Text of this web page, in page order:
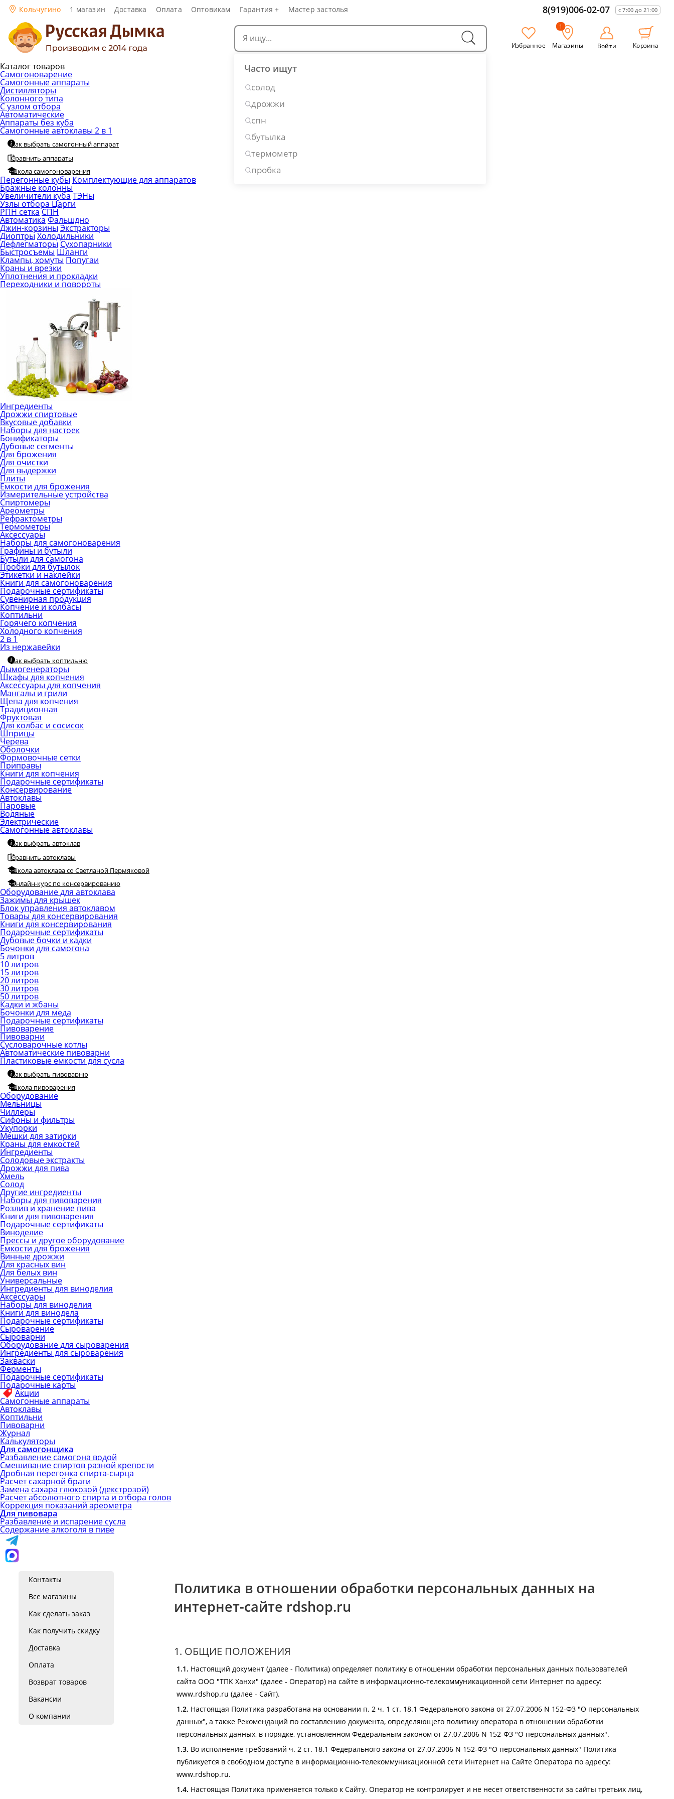
Кольчугино 1 магазин Доставка Оплата Оптовикам Гарантия + Мастер застолья 8(919)006-02-07 с 7:00 до 21:00
Часто ищут
солод
дрожжи
спн
бутылка
термометр
пробка
Избранное Магазины
1
Войти Корзина
Каталог товаров
Самогоноварение
Самогонные аппараты
Дистилляторы
Колонного типа
С узлом отбора
Автоматические
Аппараты без куба
Самогонные автоклавы 2 в 1
Как выбрать самогонный аппарат
Сравнить аппараты
Школа самогоноварения
Перегонные кубы Комплектующие для аппаратов
Бражные колонны
Увеличители куба ТЭНы
Узлы отбора Царги
РПН сетка СПН
Автоматика Фальшдно
Джин-корзины Экстракторы
Диоптры Холодильники
Дефлегматоры Сухопарники
Быстросъемы Шланги
Клампы, хомуты Попугаи
Краны и врезки
Уплотнения и прокладки
Переходники и повороты
Ингредиенты
Дрожжи спиртовые
Вкусовые добавки
Наборы для настоек
Бонификаторы
Дубовые сегменты
Для брожения
Для очистки
Для выдержки
Плиты
Емкости для брожения
Измерительные устройства
Спиртомеры
Ареометры
Рефрактометры
Термометры
Аксессуары
Наборы для самогоноварения
Графины и бутыли
Бутыли для самогона
Пробки для бутылок
Этикетки и наклейки
Книги для самогоноварения
Подарочные сертификаты
Сувенирная продукция
Копчение и колбасы
Коптильни
Горячего копчения
Холодного копчения
2 в 1
Из нержавейки
Как выбрать коптильню
Дымогенераторы
Шкафы для копчения
Аксессуары для копчения
Мангалы и грили
Щепа для копчения
Традиционная
Фруктовая
Для колбас и сосисок
Шприцы
Черева
Оболочки
Формовочные сетки
Приправы
Книги для копчения
Подарочные сертификаты
Консервирование
Автоклавы
Паровые
Водяные
Электрические
Самогонные автоклавы
Как выбрать автоклав
Сравнить автоклавы
Школа автоклава со Светланой Пермяковой
Онлайн-курс по консервированию
Оборудование для автоклава
Зажимы для крышек
Блок управления автоклавом
Товары для консервирования
Книги для консервирования
Подарочные сертификаты
Дубовые бочки и кадки
Бочонки для самогона
5 литров
10 литров
15 литров
20 литров
30 литров
50 литров
Кадки и жбаны
Бочонки для меда
Подарочные сертификаты
Пивоварение
Пивоварни
Сусловарочные котлы
Автоматические пивоварни
Пластиковые емкости для сусла
Как выбрать пивоварню
Школа пивоварения
Оборудование
Мельницы
Чиллеры
Сифоны и фильтры
Укупорки
Мешки для затирки
Краны для емкостей
Ингредиенты
Солодовые экстракты
Дрожжи для пива
Хмель
Солод
Другие ингредиенты
Наборы для пивоварения
Розлив и хранение пива
Книги для пивоварения
Подарочные сертификаты
Виноделие
Прессы и другое оборудование
Емкости для брожения
Винные дрожжи
Для красных вин
Для белых вин
Универсальные
Ингредиенты для виноделия
Аксессуары
Наборы для виноделия
Книги для винодела
Подарочные сертификаты
Сыроварение
Сыроварни
Оборудование для сыроварения
Ингредиенты для сыроварения
Закваски
Ферменты
Подарочные сертификаты
Подарочные карты
Акции
Самогонные аппараты
Автоклавы
Коптильни
Пивоварни
Журнал
Калькуляторы
Для самогонщика
Разбавление самогона водой
Смешивание спиртов разной крепости
Дробная перегонка спирта-сырца
Расчет сахарной браги
Замена сахара глюкозой (декстрозой)
Расчет абсолютного спирта и отбора голов
Коррекция показаний ареометра
Для пивовара
Разбавление и испарение сусла
Содержание алкоголя в пиве
Контакты
Все магазины
Как сделать заказ
Как получить скидку
Доставка
Оплата
Возврат товаров
Вакансии
О компании
Политика в отношении обработки персональных данных на
интернет-сайте rdshop.ru
1. ОБЩИЕ ПОЛОЖЕНИЯ
1.1. Настоящий документ (далее - Политика) определяет политику в отношении обработки персональных данных пользователей
сайта ООО "ТПК Ханхи" (далее - Оператор) на сайте в информационно-телекоммуникационной сети Интернет по адресу:
www.rdshop.ru (далее - Сайт).
1.2. Настоящая Политика разработана на основании п. 2 ч. 1 ст. 18.1 Федерального закона от 27.07.2006 N 152-ФЗ "О персональных
данных", а также Рекомендаций по составлению документа, определяющего политику оператора в отношении обработки
персональных данных, в порядке, установленном Федеральным законом от 27.07.2006 N 152-ФЗ "О персональных данных".
1.3. Во исполнение требований ч. 2 ст. 18.1 Федерального закона от 27.07.2006 N 152-ФЗ "О персональных данных" Политика
публикуется в свободном доступе в информационно-телекоммуникационной сети Интернет на Сайте Оператора по адресу:
www.rdshop.ru.
1.4. Настоящая Политика применяется только к Сайту. Оператор не контролирует и не несет ответственности за сайты третьих лиц,